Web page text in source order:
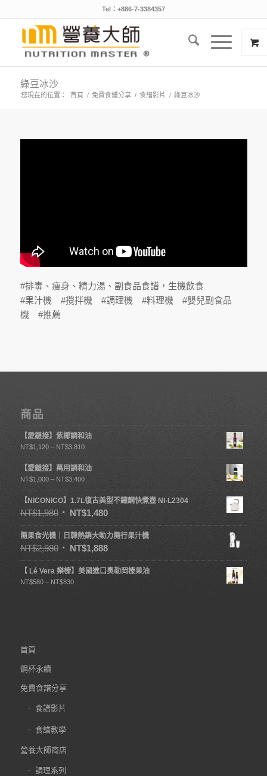
Tel：+886-7-3384357
綠豆冰沙
您現在的位置： 首頁 / 免費食譜分享 / 食譜影片 / 綠豆冰沙
#排毒、瘦身、精力湯、副食品食譜，生機飲食
#果汁機 #攪拌機 #調理機 #料理機 #嬰兒副食品
機 #推薦
商品
【愛鏈接】紫椰調和油
NT$1,120 – NT$3,810
【愛鏈接】萬用調和油
NT$1,000 – NT$3,400
【NICONICO】1.7L復古美型不鏽鋼快煮壺 NI-L2304
NT$1,980 NT$1,480
隨果食光機｜日韓熱銷大動力隨行果汁機
NT$2,980 NT$1,888
【 Lé Vera 樂榛】美國進口奧勒岡榛果油
NT$580 – NT$830
首頁
鋼杯永續
免費食譜分享
食譜影片
食譜教學
營養大師商店
調理系列